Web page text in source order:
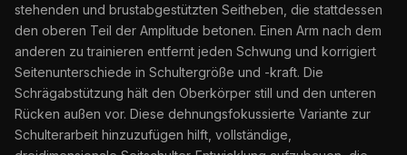
stehenden und brustabgestützten Seitheben, die stattdessen
den oberen Teil der Amplitude betonen. Einen Arm nach dem
anderen zu trainieren entfernt jeden Schwung und korrigiert
Seitenunterschiede in Schultergröße und -kraft. Die
Schrägabstützung hält den Oberkörper still und den unteren
Rücken außen vor. Diese dehnungsfokussierte Variante zur
Schulterarbeit hinzuzufügen hilft, vollständige,